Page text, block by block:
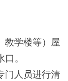
教学楼等）屋
。
门人员进行清